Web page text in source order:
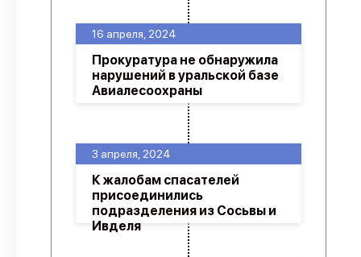
3 апреля, 2024
К жалобам спасателей
присоединились
подразделения из Сосьвы и
Ивделя
16 апреля, 2024
Прокуратура не обнаружила
нарушений в уральской базе
Авиалесоохраны